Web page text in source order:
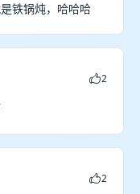
铁锅炖，哈哈哈
2
2